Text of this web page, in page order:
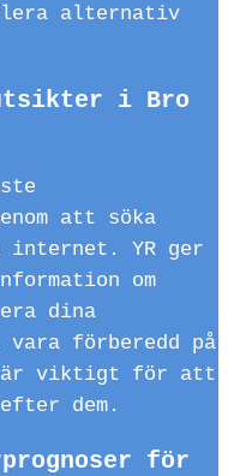
flera alternativ
i Bro
att söka
internet. YR ger
om
dina
förberedd på
är viktigt för att
dem.
för